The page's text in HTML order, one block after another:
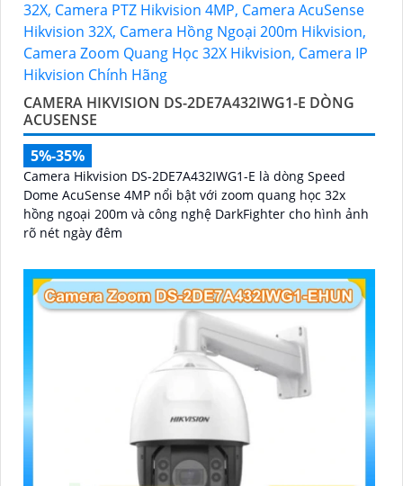
CAMERA HIKVISION DS-2DE7A432IWG1-E DÒNG
ACUSENSE
5%-35%
Camera Hikvision DS-2DE7A432IWG1-E là dòng Speed
Dome AcuSense 4MP nổi bật với zoom quang học 32x
hồng ngoại 200m và công nghệ DarkFighter cho hình ảnh
rõ nét ngày đêm